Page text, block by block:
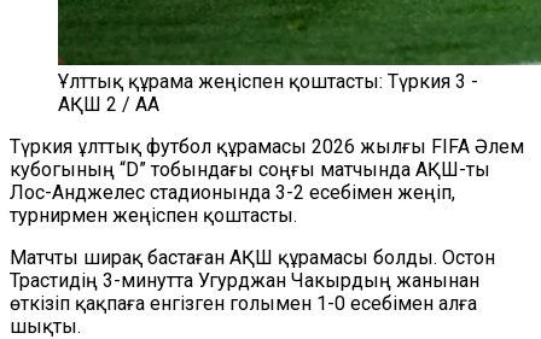
Ұлттық құрама жеңіспен қоштасты: Түркия 3 -
АҚШ 2 / AA
Түркия ұлттық футбол құрамасы 2026 жылғы FIFA Әлем
кубогының “D” тобындағы соңғы матчында АҚШ-ты
Лос-Анджелес стадионында 3-2 есебімен жеңіп,
турнирмен жеңіспен қоштасты.
Матчты ширақ бастаған АҚШ құрамасы болды. Остон
Трастидің 3-минутта Угурджан Чакырдың жанынан
өткізіп қақпаға енгізген голымен 1-0 есебімен алға
шықты.